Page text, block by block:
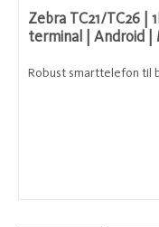
Zebra TC21/TC26 |
terminal | Android |
Robust smarttelefon til